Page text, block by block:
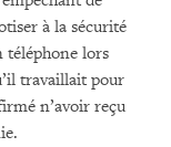
à la sécurité
téléphone lors
travaillait pour
n’avoir reçu